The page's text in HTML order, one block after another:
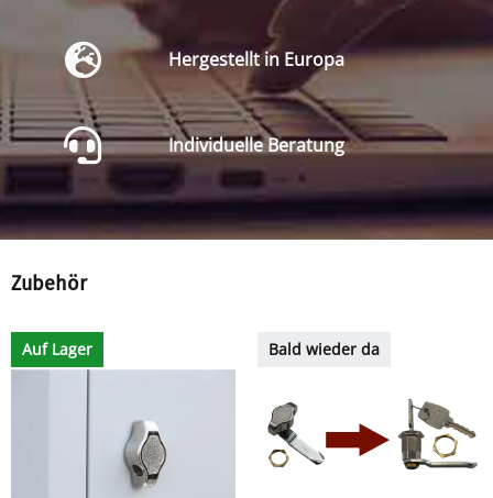
Hergestellt in Europa
Individuelle Beratung
Zubehör
Auf Lager Bald wieder da